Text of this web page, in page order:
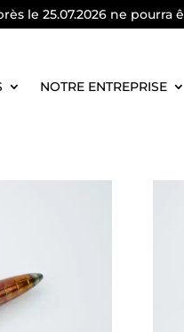
le 25.07.2026 ne
NOTRE ENTREPRISE